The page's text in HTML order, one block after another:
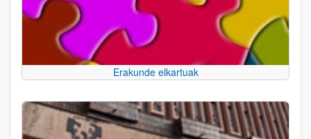
Erakunde elkartuak